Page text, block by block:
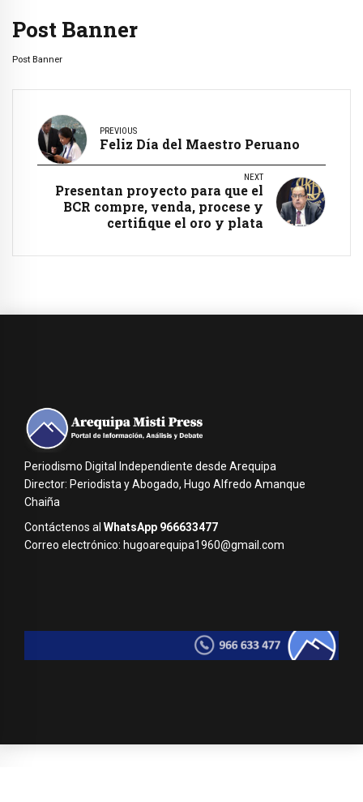
Post Banner
Post Banner
PREVIOUS
Feliz Día del Maestro Peruano
NEXT
Presentan proyecto para que el
BCR compre, venda, procese y
certifique el oro y plata
Periodismo Digital Independiente desde Arequipa
Director: Periodista y Abogado, Hugo Alfredo Amanque
Chaiña
Contáctenos al WhatsApp 966633477
Correo electrónico: hugoarequipa1960@gmail.com